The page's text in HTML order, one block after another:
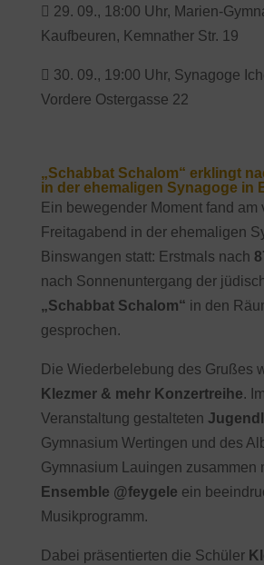
 29. 09., 18:00 Uhr, Marien-
Kaufbeuren, Kemnather Str. 19
 30. 09., 19:00 Uhr, Synagoge
Vordere Ostergasse 22
„Schabbat Schalom“ erklingt
in der ehemaligen Synagoge in
Ein bewegender Moment fand am
Freitagabend in der ehemaligen
Binswangen statt: Erstmals nach
nach Sonnenuntergang der
„Schabbat Schalom“ in den
gesprochen.
Die Wiederbelebung des Grußes
Klezmer & mehr Konzertreihe.
Veranstaltung gestalteten
Gymnasium Wertingen und des
Gymnasium Lauingen zusammen
Ensemble @feygele ein
Musikprogramm.
Dabei präsentierten die Schüler